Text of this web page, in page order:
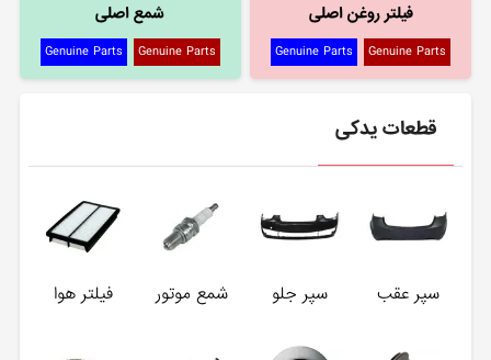
فیلتر روغن اصلی
Genuine Parts
Genuine Parts
شمع اصلی
Genuine Parts
Genuine Parts
قطعات یدکی
سپر عقب سپر جلو شمع موتور فیلتر هوا